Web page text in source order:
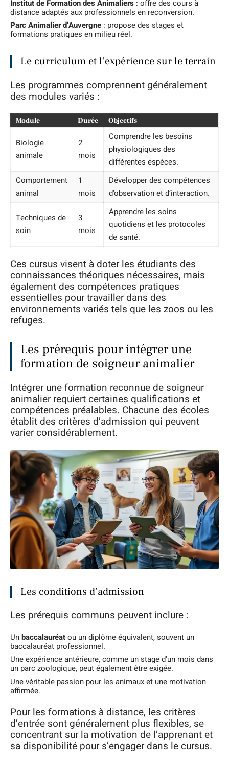
Institut de Formation des Animaliers : offre des cours à
distance adaptés aux professionnels en reconversion.
Parc Animalier d’Auvergne : propose des stages et
formations pratiques en milieu réel.
Le curriculum et l’expérience sur le terrain
Les programmes comprennent généralement
des modules variés :
Module Durée Objectifs
Biologie
animale
2
mois
Comprendre les besoins
physiologiques des
différentes espèces.
Comportement
animal
1
mois
Développer des compétences
d’observation et d’interaction.
Techniques de
soin
3
mois
Apprendre les soins
quotidiens et les protocoles
de santé.
Ces cursus visent à doter les étudiants des
connaissances théoriques nécessaires, mais
également des compétences pratiques
essentielles pour travailler dans des
environnements variés tels que les zoos ou les
refuges.
Les prérequis pour intégrer une
formation de soigneur animalier
Intégrer une formation reconnue de soigneur
animalier requiert certaines qualifications et
compétences préalables. Chacune des écoles
établit des critères d’admission qui peuvent
varier considérablement.
Les conditions d’admission
Les prérequis communs peuvent inclure :
Unbaccalauréatou un diplôme équivalent, souvent un
baccalauréat professionnel.
Une expérience antérieure, comme un stage d’un mois dans
un parc zoologique, peut également être exigée.
Une véritable passion pour les animaux et une motivation
affirmée.
Pour les formations à distance, les critères
d’entrée sont généralement plus flexibles, se
concentrant sur la motivation de l’apprenant et
sa disponibilité pour s’engager dans le cursus.